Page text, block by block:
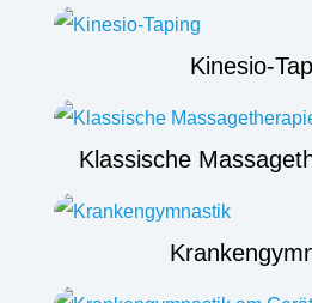
Kinesio-
Klassische